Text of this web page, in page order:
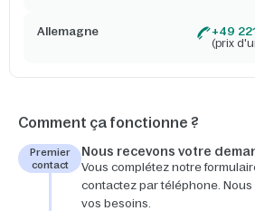
Allemagne +49
(prix
Comment ça fonctionne ?
Premier
contact
Nous recevons votre
Vous complétez notre
contactez par téléphone.
vos besoins.